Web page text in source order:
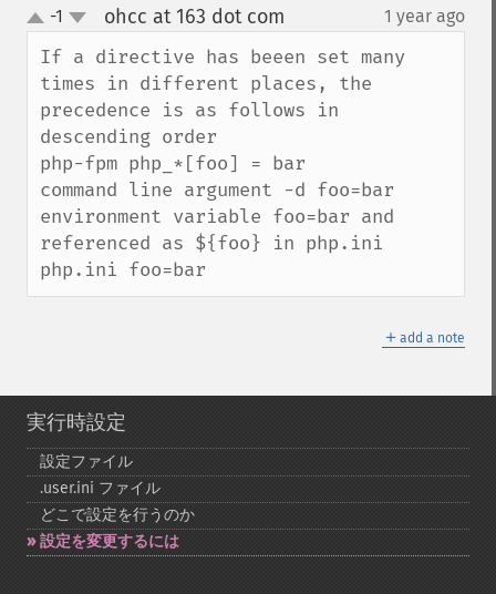
up
down
-1 ohcc at 163 dot com 1 year ago
If a directive has beeen set many
times in different places, the
precedence is as follows in
descending order
php-fpm php_*[foo] = bar
command line argument -d foo=bar
environment variable foo=bar and
referenced as ${foo} in php.ini
php.ini foo=bar
＋ add a note
実行時設定
設定ファイル
.user.ini ファイル
どこで設定を行うのか
設定を変更するには